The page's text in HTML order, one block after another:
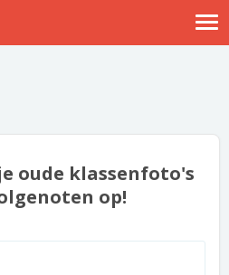
Help
oude klassenfoto's
op!